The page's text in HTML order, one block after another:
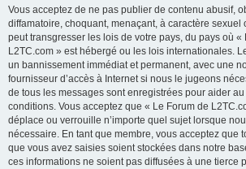
Vous acceptez de ne pas publier de contenu abusif,
diffamatoire, choquant, menaçant, à caractère sexuel
peut transgresser les lois de votre pays, du pays où «
L2TC.com » est hébergé ou les lois internationales.
un bannissement immédiat et permanent, avec une
fournisseur d’accès à Internet si nous le jugeons
de tous les messages sont enregistrées pour aider
conditions. Vous acceptez que « Le Forum de
déplace ou verrouille n’importe quel sujet lorsque
nécessaire. En tant que membre, vous acceptez que
que vous avez saisies soient stockées dans notre
ces informations ne soient pas diffusées à une tierce